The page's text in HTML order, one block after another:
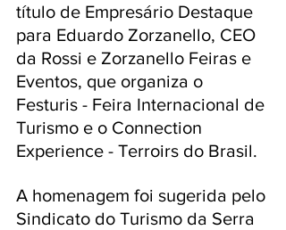
título de Empresário Destaque
para Eduardo Zorzanello, CEO
da Rossi e Zorzanello Feiras e
Eventos, que organiza o
Festuris - Feira Internacional de
Turismo e o Connection
Experience - Terroirs do Brasil.
A homenagem foi sugerida pelo
Sindicato do Turismo da Serra